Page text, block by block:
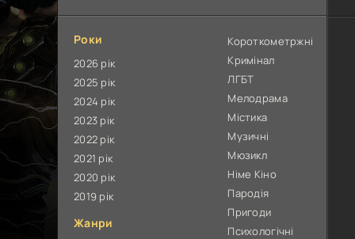
Роки
2026 рік
2025 рік
2024 рік
2023 рік
2022 рік
2021 рік
2020 рік
2019 рік
Жанри
Короткометржні
Кримінал
ЛГБТ
Мелодрама
Містика
Музичні
Мюзикл
Німе Кіно
Пародія
Пригоди
Психологічні